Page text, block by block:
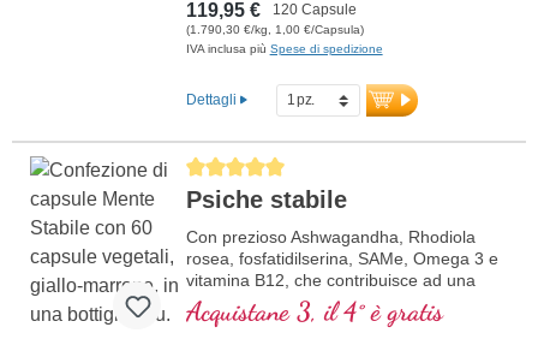
e carragenina, e sigillo privo di alluminio,
attivatore mitocondriale PGC-1α, senza
esperienza in sostanze vitali e oltre 20
anni di esperienza produttiva.
119,95 € 120 Capsule
(1.790,30 €/kg, 1,00 €/Capsula)
IVA inclusa più Spese di spedizione
Dettagli
Average rating of 5 out of 5 stars
Psiche stabile
Con prezioso Ashwagandha, Rhodiola
rosea, fosfatidilserina, SAMe, Omega 3 e
vitamina B12, che contribuisce ad una
funzione normale della psiche
Acquistane 3, il 4° è gratis